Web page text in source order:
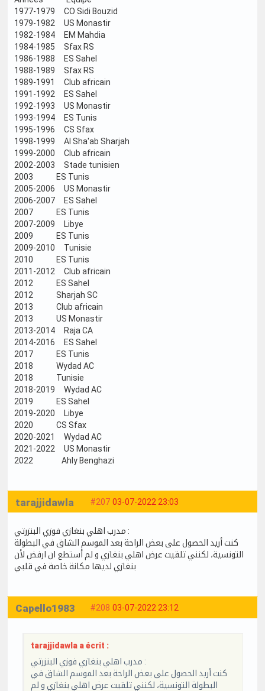
1977-1979 CO Sidi Bouzid
1979-1982 US Monastir
1982-1984 EM Mahdia
1984-1985 Sfax RS
1986-1988 ES Sahel
1988-1989 Sfax RS
1989-1991 Club africain
1991-1992 ES Sahel
1992-1993 US Monastir
1993-1994 ES Tunis
1995-1996 CS Sfax
1998-1999 Al Sha'ab Sharjah
1999-2000 Club africain
2002-2003 Stade tunisien
2003 ES Tunis
2005-2006 US Monastir
2006-2007 ES Sahel
2007 ES Tunis
2007-2009 Libye
2009 ES Tunis
2009-2010 Tunisie
2010 ES Tunis
2011-2012 Club africain
2012 ES Sahel
2012 Sharjah SC
2013 Club africain
2013 US Monastir
2013-2014 Raja CA
2014-2016 ES Sahel
2017 ES Tunis
2018 Wydad AC
2018 Tunisie
2018-2019 Wydad AC
2019 ES Sahel
2019-2020 Libye
2020 CS Sfax
2020-2021 Wydad AC
2021-2022 US Monastir
2022 Ahly Benghazi
#207 03-07-2022 23:03
tarajjidawla
مدرب اهلي بنغازي فوزي البنزرتي :
كنت أريد الحصول على بعض الراحة بعد الموسم الشاق في البطولة
التونسية، لكنني تلقيت عرض اهلي بنغازي و لم أستطع ان ارفض لأن
بنغازي لديها مكانة خاصة في قلبي
#208 03-07-2022 23:12
Capello1983
tarajjidawla a écrit :
مدرب اهلي بنغازي فوزي البنزرتي :
كنت أريد الحصول على بعض الراحة بعد الموسم الشاق في
البطولة التونسية، لكنني تلقيت عرض اهلي بنغازي و لم